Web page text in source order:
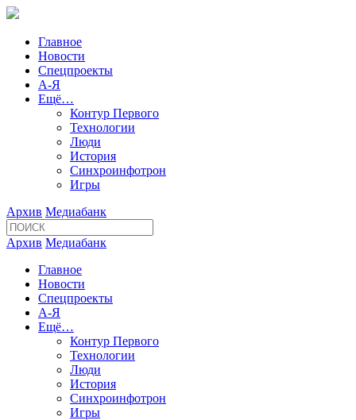
Главное
Новости
Спецпроекты
А-Я
Ещё…
Контур Первого
Технологии
Люди
История
Синхроинфотрон
Игры
Архив Медиабанк
Архив Медиабанк
Главное
Новости
Спецпроекты
А-Я
Ещё…
Контур Первого
Технологии
Люди
История
Синхроинфотрон
Игры